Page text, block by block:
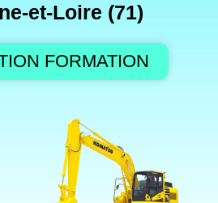
et-Loire (71)
FORMATION